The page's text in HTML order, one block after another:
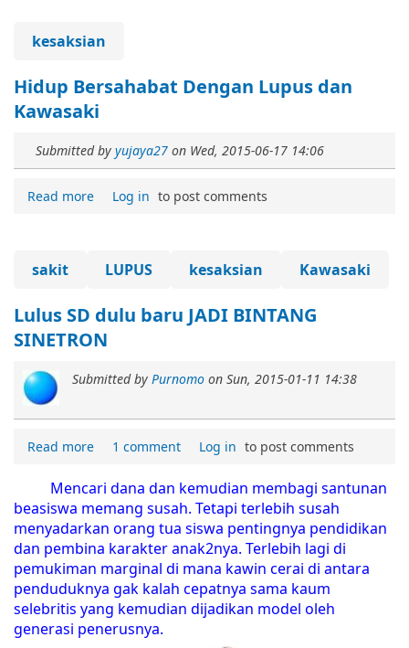
kesaksian
Hidup Bersahabat Dengan Lupus dan
Kawasaki
Submitted by yujaya27 on Wed, 2015-06-17 14:06
Read more Log in to post comments
sakit LUPUS kesaksian Kawasaki
Lulus SD dulu baru JADI BINTANG
SINETRON
Submitted by Purnomo on Sun, 2015-01-11 14:38
Read more 1 comment Log in to post comments
Mencari dana dan kemudian membagi santunan
beasiswa memang susah. Tetapi terlebih susah
menyadarkan orang tua siswa pentingnya pendidikan
dan pembina karakter anak2nya. Terlebih lagi di
pemukiman marginal di mana kawin cerai di antara
penduduknya gak kalah cepatnya sama kaum
selebritis yang kemudian dijadikan model oleh
generasi penerusnya.